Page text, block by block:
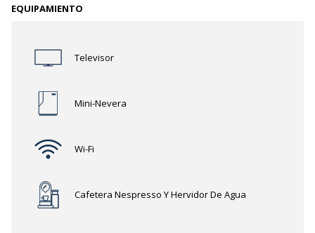
sentirse hecha para ti.
EQUIPAMIENTO
Televisor
Mini-Nevera
Wi-Fi
Cafetera Nespresso Y Hervidor De Agua